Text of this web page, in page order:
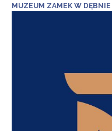
MUZEUM ZAMEK W DĘBNIE